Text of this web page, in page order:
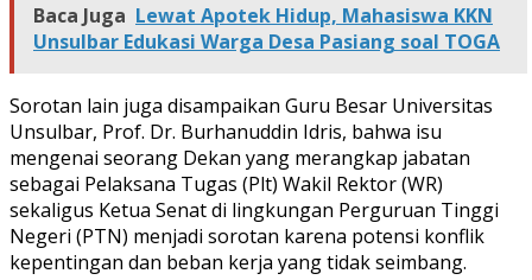
Baca Juga Lewat Apotek Hidup, Mahasiswa KKN
Unsulbar Edukasi Warga Desa Pasiang soal TOGA
Sorotan lain juga disampaikan Guru Besar Universitas
Unsulbar, Prof. Dr. Burhanuddin Idris, bahwa isu
mengenai seorang Dekan yang merangkap jabatan
sebagai Pelaksana Tugas (Plt) Wakil Rektor (WR)
sekaligus Ketua Senat di lingkungan Perguruan Tinggi
Negeri (PTN) menjadi sorotan karena potensi konflik
kepentingan dan beban kerja yang tidak seimbang.